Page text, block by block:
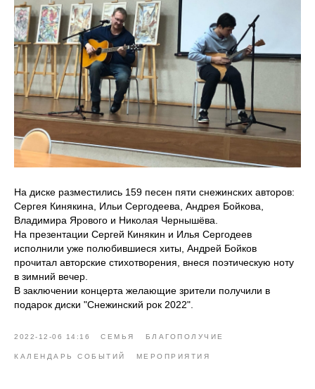
На диске разместились 159 песен пяти снежинских авторов:
Сергея Кинякина, Ильи Сергодеева, Андрея Бойкова,
Владимира Ярового и Николая Чернышёва.
На презентации Сергей Кинякин и Илья Сергодеев
исполнили уже полюбившиеся хиты, Андрей Бойков
прочитал авторские стихотворения, внеся поэтическую ноту
в зимний вечер.
В заключении концерта желающие зрители получили в
подарок диски "Снежинский рок 2022".
2022-12-06 14:16 СЕМЬЯ БЛАГОПОЛУЧИЕ
КАЛЕНДАРЬ СОБЫТИЙ МЕРОПРИЯТИЯ